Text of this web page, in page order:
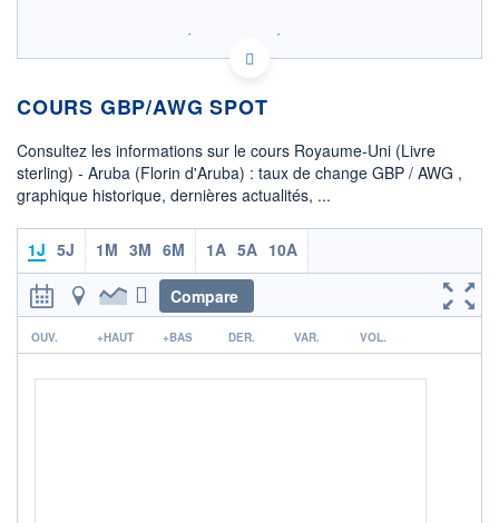
SIX - FOREX 2 DONNÉES TEMPS RÉEL
Politique d'exécution
03h51
2,424
2,425
OUVERTURE
2,4258
CLÔTURE VEILLE
2,4258 2,4235
COTATION SPÉCIFIQUE
COURS GBP/AWG SPOT
Consultez les informations sur le cours Royaume-Uni (Livre
sterling) - Aruba (Florin d'Aruba) : taux de change GBP / AWG ,
graphique historique, dernières actualités, ...
1J 5J 1M 3M 6M 1A 5A 10A
Compare
r
OUV. +HAUT +BAS DER. VAR. VOL.